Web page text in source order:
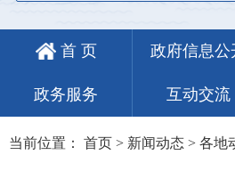
首 页 政府信息公
政务服务 互动交流
当前位置： 首页 > 新闻动态 > 各地